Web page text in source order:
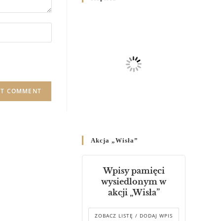
Родин
Справ Молоді та встановленя
складу Катихитичної Комісії
днях 2-12 липня 2024 р.”
Декрет єпископів
Перемисько-Варшавської
Митрополії стосовно
звершування Божественної
літургії
Akcja „Wisła”
Wpisy pamięci
wysiedlonym w
akcji „Wisła”
ZOBACZ LISTĘ / DODAJ WPIS